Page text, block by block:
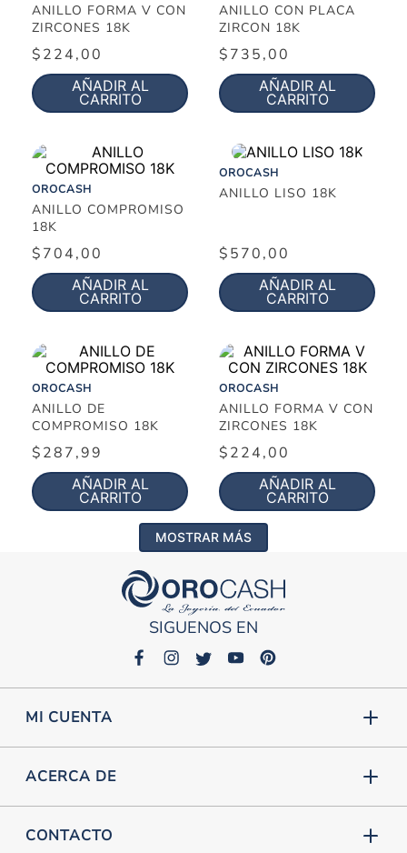
ANILLO FORMA V CON
ZIRCONES 18K
$224,00
AÑADIR AL
CARRITO
ANILLO CON PLACA
ZIRCON 18K
$735,00
AÑADIR AL
CARRITO
OROCASH
ANILLO COMPROMISO
18K
$704,00
AÑADIR AL
CARRITO
OROCASH
ANILLO LISO 18K
$570,00
AÑADIR AL
CARRITO
OROCASH
ANILLO DE
COMPROMISO 18K
$287,99
AÑADIR AL
CARRITO
OROCASH
ANILLO FORMA V CON
ZIRCONES 18K
$224,00
AÑADIR AL
CARRITO
MOSTRAR MÁS
SIGUENOS EN
MI CUENTA
ACERCA DE
CONTACTO